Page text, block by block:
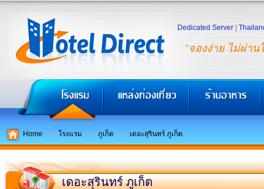
"จองง่าย ไม่ผ่าน
Dedicated Server
Home โรงแรม ภูเก็ต เดอะสุรินทร์ ภูเก็ต
เดอะสุรินทร์ ภูเก็ต